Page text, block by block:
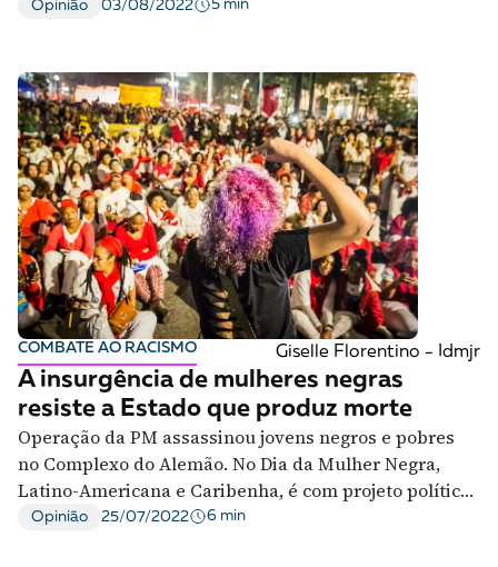
defendemos nossos filhos e filhas
Opinião 03/08/2022 5 min
COMBATE AO RACISMO Giselle Florentino - Idmjr
A insurgência de mulheres negras
resiste a Estado que produz morte
Operação da PM assassinou jovens negros e pobres
no Complexo do Alemão. No Dia da Mulher Negra,
Latino-Americana e Caribenha, é com projeto político
delas que resistimos
Opinião 25/07/2022 6 min